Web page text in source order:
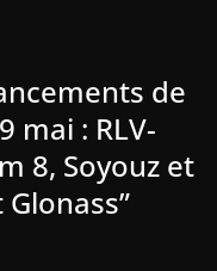
de
mai : RLV-
8, Soyouz et
”